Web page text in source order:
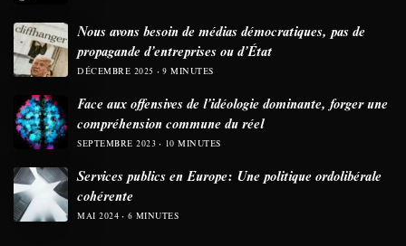
Nous avons besoin de médias démocratiques, pas de
propagande d’entreprises ou d’État
DÉCEMBRE 2025 9 MINUTES
Face aux offensives de l’idéologie dominante, forger une
compréhension commune du réel
SEPTEMBRE 2023 10 MINUTES
Services publics en Europe: Une politique ordolibérale
cohérente
MAI 2024 6 MINUTES